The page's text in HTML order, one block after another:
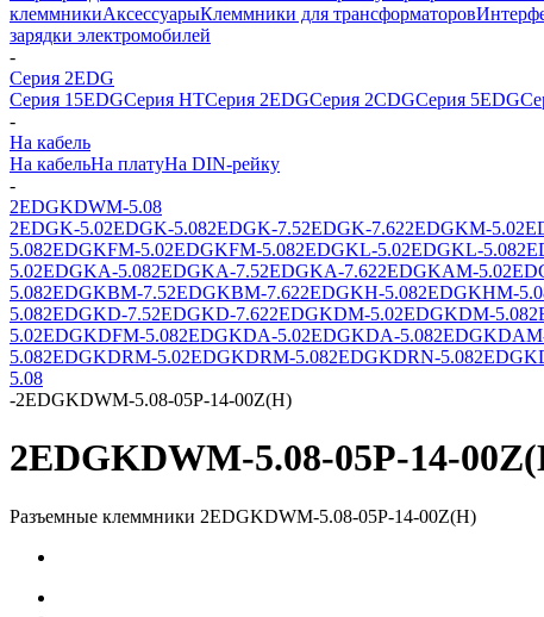
клеммникиАксессуарыКлеммники для трансформаторов
зарядки электромобилей
-
Серия 2EDG
Серия 15EDGСерия HTСерия 2EDGСерия 2CDGСерия 5EDG
-
На кабель
На кабельНа платуНа DIN-рейку
-
2EDGKDWM-5.08
2EDGK-5.02EDGK-5.082EDGK-7.52EDGK-7.622EDGKM-5.0
5.082EDGKFM-5.02EDGKFM-5.082EDGKL-5.02EDGKL-5.08
5.02EDGKA-5.082EDGKA-7.52EDGKA-7.622EDGKAM-5.0
5.082EDGKBM-7.52EDGKBM-7.622EDGKH-5.082EDGKHM-
5.082EDGKD-7.52EDGKD-7.622EDGKDM-5.02EDGKDM-5.08
5.02EDGKDFM-5.082EDGKDA-5.02EDGKDA-5.08
5.082EDGKDRM-5.02EDGKDRM-5.082EDGKDRN-5.08
5.08
-2EDGKDWM-5.08-05P-14-00Z(H)
2EDGKDWM-5.08-05P-14-
Разъемные клеммники 2EDGKDWM-5.08-05P-14-00Z(H)